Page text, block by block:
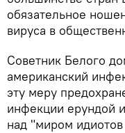
обязательное
вируса в
Советник Белого
американский
эту меру
инфекции ерундой
над "миром